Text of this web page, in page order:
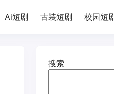
Ai短剧 古装短剧 校园短
搜索